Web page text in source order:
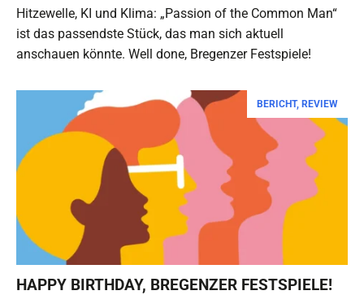
Hitzewelle, KI und Klima: „Passion of the Common Man“
ist das passendste Stück, das man sich aktuell
anschauen könnte. Well done, Bregenzer Festspiele!
BERICHT, REVIEW
HAPPY BIRTHDAY, BREGENZER FESTSPIELE!